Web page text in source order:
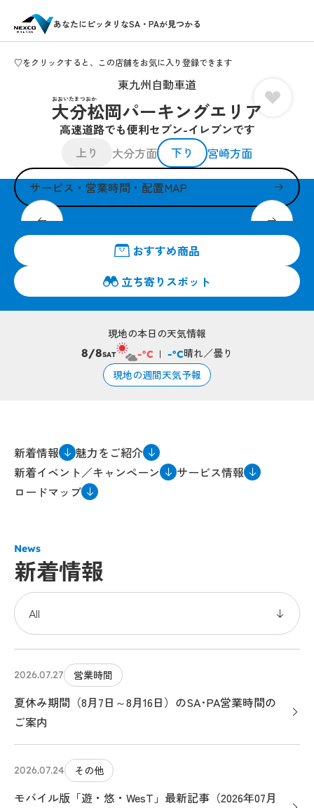
あなたにピッタリなSA・PAが見つかる
♡をクリックすると、この店舗をお気に入り登録できます
東九州自動車道
大分松岡パーキングエリア
おおいたまつおか
高速道路でも便利セブン-イレブンです
上り
大分方面 下り 宮崎方面
サービス・営業時間・配置MAP
皆さまのお越しを24時間営業でお待ちしています。
おすすめ商品
立ち寄りスポット
現地の本日の天気情報
8/8SAT -°C -°C晴れ／曇り
現地の週間天気予報
新着情報
魅力をご紹介
新着イベント／キャンペーン
サービス情報
ロードマップ
News
新着情報
2026.07.27 営業時間
夏休み期間（8月7日～8月16日）のSA･PA営業時間の
ご案内
2026.07.24 その他
モバイル版「遊・悠・WesT」最新記事（2026年07月